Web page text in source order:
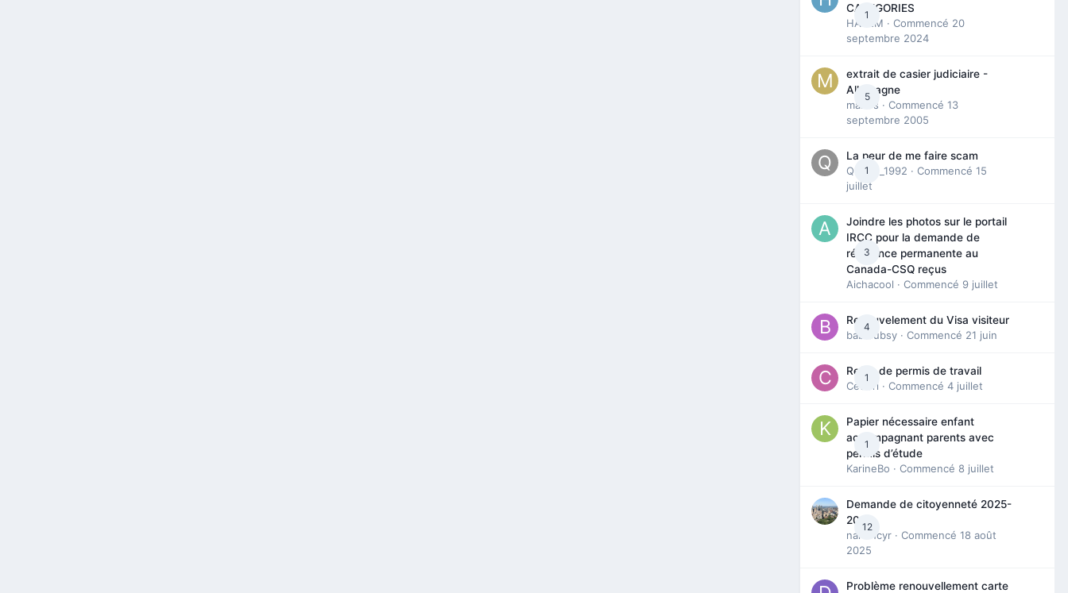
1
CATEGORIES
HAZEM · Commencé 20
septembre 2024
5
extrait de casier judiciaire -
Allemagne
maries · Commencé 13
septembre 2005
1
La peur de me faire scam
Queen_1992 · Commencé 15
juillet
3
Joindre les photos sur le portail
IRCC pour la demande de
résidence permanente au
Canada-CSQ reçus
Aichacool · Commencé 9 juillet
4
Renouvelement du Visa visiteur
babibubsy · Commencé 21 juin
1
Refus de permis de travail
Cedbri · Commencé 4 juillet
1
Papier nécessaire enfant
accompagnant parents avec
permis d’étude
KarineBo · Commencé 8 juillet
12
Demande de citoyenneté 2025-
2026
nanancyr · Commencé 18 août
2025
Problème renouvellement carte